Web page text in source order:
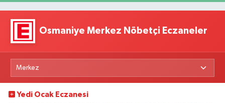
Osmaniye Merkez Nöbetçi Eczaneler
Yedi Ocak Eczanesi